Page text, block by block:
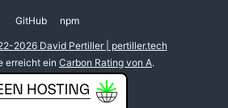
GitHub npm
2026 David Pertiller | pertiller.tech
erreicht ein Carbon Rating von A.